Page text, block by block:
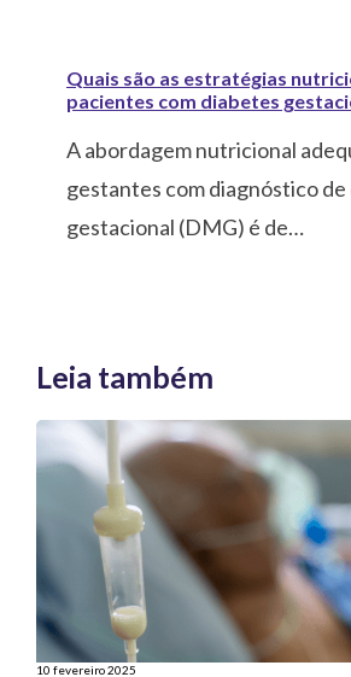
Quais são as estratégias
pacientes com diabetes
A abordagem nutricional
gestantes com diagnóstico
gestacional (DMG) é de…
Leia também
10 fevereiro 2025